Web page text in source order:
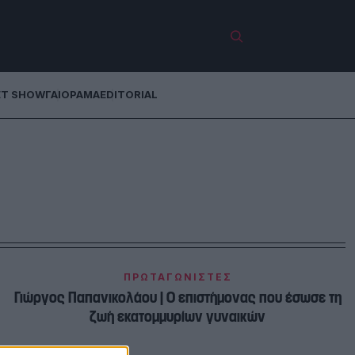
SHOWΓΑΙΟΡΑΜΑEDITORIAL
ΠΡΩΤΑΓΩΝΙΣΤΕΣ
Γιώργος Παπανικολάου | Ο επιστήμονας που έσωσε τη
ζωή εκατομμυρίων γυναικών